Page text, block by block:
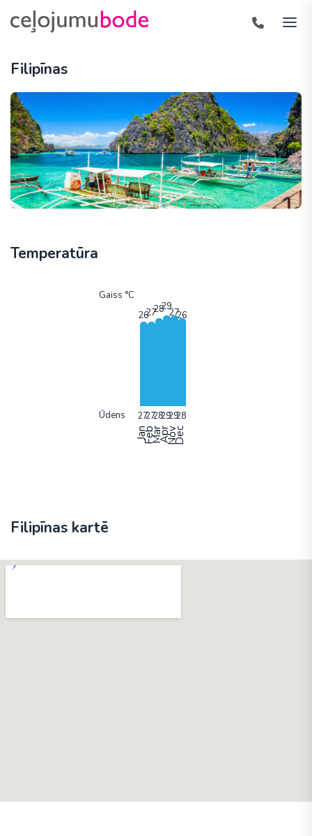
Filipīnas
Temperatūra
Gaiss °C
Ūdens
Jan
FebMarAprNovDec
Filipīnas kartē